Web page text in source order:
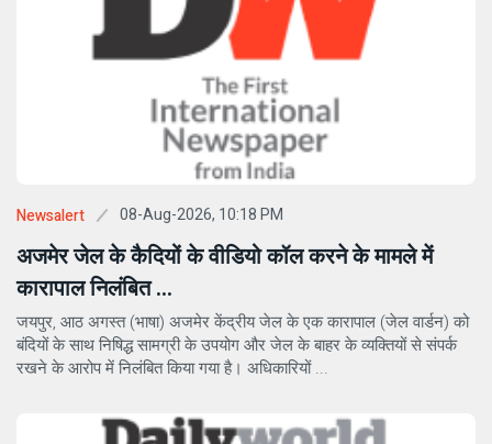
Newsalert 08-Aug-2026, 10:18 PM
अजमेर जेल के कैदियों के वीडियो कॉल करने के मामले में
कारापाल निलंबित ...
जयपुर, आठ अगस्त (भाषा) अजमेर केंद्रीय जेल के एक कारापाल (जेल वार्डन) को
बंदियों के साथ निषिद्ध सामग्री के उपयोग और जेल के बाहर के व्यक्तियों से संपर्क
रखने के आरोप में निलंबित किया गया है। अधिकारियों ...